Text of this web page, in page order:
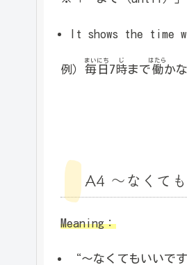
It shows the time
例） 毎日
まいにち
7 時
じ
まで働
はたら
か
A4 ～なくて
Meaning：
“～なくてもいいで